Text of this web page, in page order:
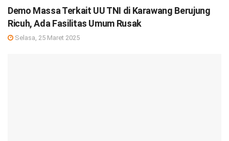
Demo Massa Terkait UU TNI di Karawang Berujung
Ricuh, Ada Fasilitas Umum Rusak
Selasa, 25 Maret 2025